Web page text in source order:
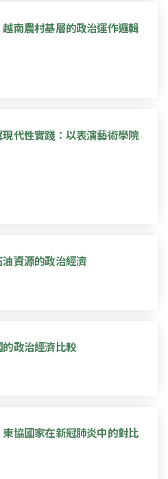
南農村基層的政治運作邏輯
代性實踐：以表演藝術學院
資源的政治經濟
政治經濟比較
協國家在新冠肺炎中的對比